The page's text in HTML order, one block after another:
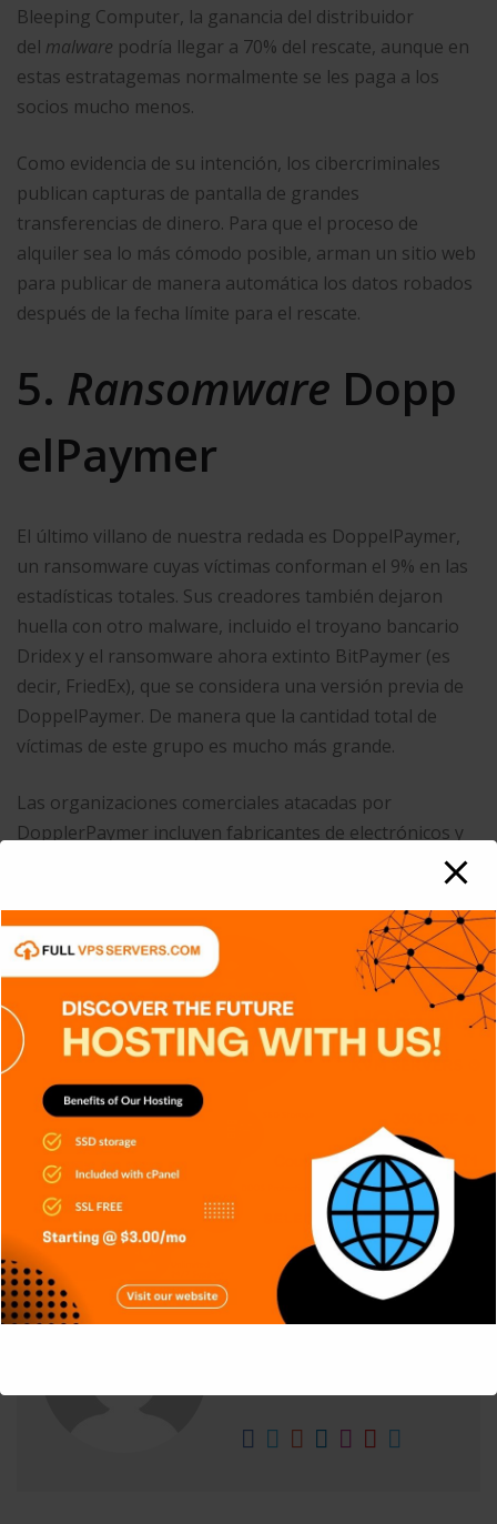
Bleeping Computer, la ganancia del distribuidor
del malware podría llegar a 70% del rescate, aunque en
estas estratagemas normalmente se les paga a los
socios mucho menos.
Como evidencia de su intención, los cibercriminales
publican capturas de pantalla de grandes
transferencias de dinero. Para que el proceso de
alquiler sea lo más cómodo posible, arman un sitio web
para publicar de manera automática los datos robados
después de la fecha límite para el rescate.
5. Ransomware Dopp
elPaymer
El último villano de nuestra redada es DoppelPaymer,
un ransomware cuyas víctimas conforman el 9% en las
estadísticas totales. Sus creadores también dejaron
huella con otro malware, incluido el troyano bancario
Dridex y el ransomware ahora extinto BitPaymer (es
decir, FriedEx), que se considera una versión previa de
DoppelPaymer. De manera que la cantidad total de
víctimas de este grupo es mucho más grande.
Las organizaciones comerciales atacadas por
DopplerPaymer incluyen fabricantes de electrónicos y
automóviles, así como a una gran empresa petrolea
latinoamericana. Con frecuencia, DoppelPaymer dirige
sus ataques a organizaciones gubernamentales en
todo el mundo, incluidos servicios de salud, emergencia
y educación. El grupo también llegó a los titulares
después de publicar información de los
votantes robada del Condado de Hall, en Georgia,
y recibir $500,000 dólares del Condado de Delaware,
Pennsylvania, ambos en los Estados Unidos. Los
ataques de DoppelPaymer continúan hasta ahora: en
febrero de este año, un organismo de investigación
europeo anunció que habían sido hackeados.
M. Varela